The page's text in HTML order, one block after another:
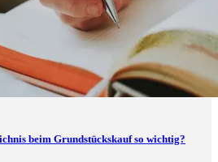
beim Grundstückskauf so wichtig?